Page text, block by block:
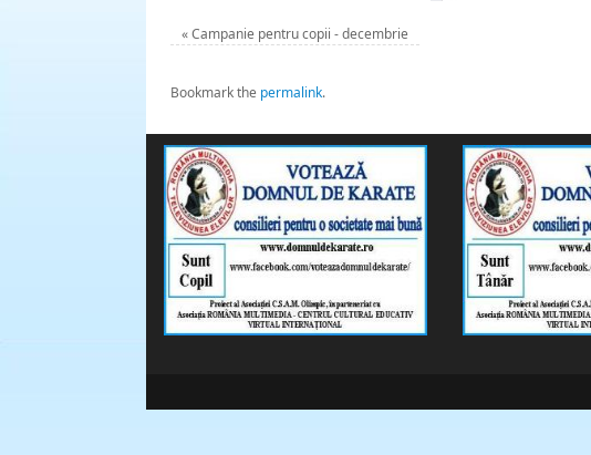
«Campanie pentru copii - decembrie
Bookmark the permalink.